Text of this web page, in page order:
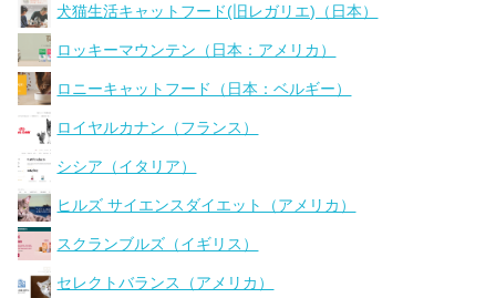
犬猫生活キャットフード(旧レガリエ)（日本）
ロッキーマウンテン（日本：アメリカ）
ロニーキャットフード（日本：ベルギー）
ロイヤルカナン（フランス）
シシア（イタリア）
ヒルズ サイエンスダイエット（アメリカ）
スクランブルズ（イギリス）
セレクトバランス（アメリカ）